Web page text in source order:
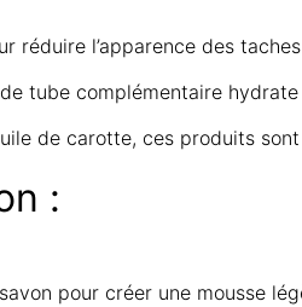
réduire l’apparence des
tube complémentaire
de carotte, ces produits
:
pour créer une mousse